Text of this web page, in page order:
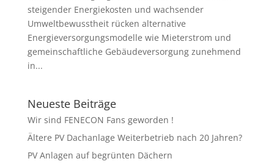
steigender Energiekosten und wachsender
Umweltbewusstheit rücken alternative
Energieversorgungsmodelle wie Mieterstrom und
gemeinschaftliche Gebäudeversorgung zunehmend
in...
Neueste Beiträge
Wir sind FENECON Fans geworden !
Ältere PV Dachanlage Weiterbetrieb nach 20 Jahren?
PV Anlagen auf begrünten Dächern